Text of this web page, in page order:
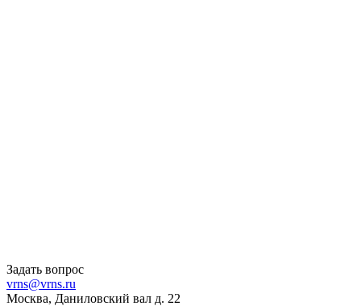
Задать вопрос
vrns@vrns.ru
Москва, Даниловский вал д. 22